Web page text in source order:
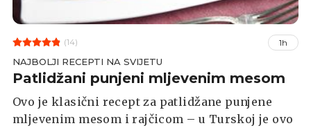
(14) 1h
NAJBOLJI RECEPTI NA SVIJETU
Patlidžani punjeni mljevenim mesom
Ovo je klasični recept za patlidžane punjene
mljevenim mesom i rajčicom – u Turskoj je ovo